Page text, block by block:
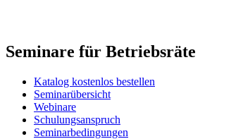
Seminare für Betriebsräte
Katalog kostenlos bestellen
Seminarübersicht
Webinare
Schulungsanspruch
Seminarbedingungen